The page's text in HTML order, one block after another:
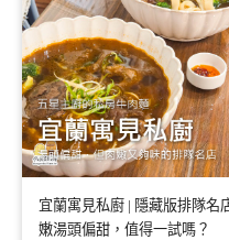
宜蘭寓見私廚 | 隱藏版排隊名
嫩湯頭偏甜，值得一試嗎？